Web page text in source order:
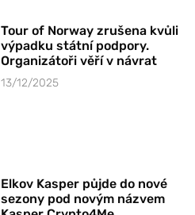
Tour of Norway zrušena kvůli
výpadku státní podpory.
Organizátoři věří v návrat
13/12/2025
Elkov Kasper půjde do nové
sezony pod novým názvem